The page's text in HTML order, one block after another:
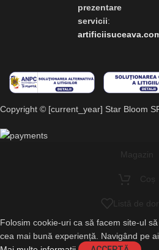
prezentare
servicii:
Copyright © [current_year] Star Bloom
Magazin
Coș
Listă de
Folosim cookie-uri ca să facem site-ul
cea mai bună experiență. Navigând pe